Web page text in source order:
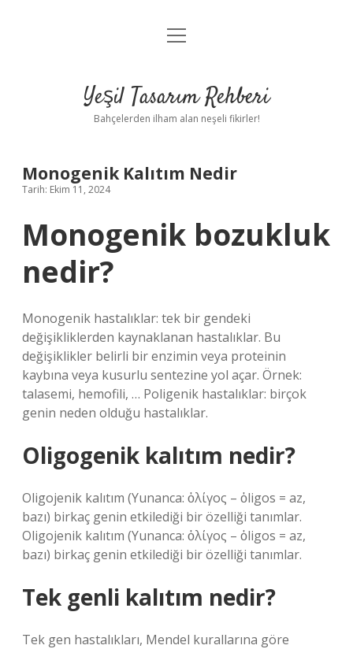
Anasayfa
Yasal Uyarı
menüyü
Yeşil Tasarım Rehberi
Bahçelerden ilham alan neşeli fikirler!
Monogenik Kalıtım Nedir
Tarih: Ekim 11, 2024
Monogenik bozukluk
nedir?
Monogenik hastalıklar: tek bir gendeki
değişikliklerden kaynaklanan hastalıklar. Bu
değişiklikler belirli bir enzimin veya proteinin
kaybına veya kusurlu sentezine yol açar. Örnek:
talasemi, hemofili, … Poligenik hastalıklar: birçok
genin neden olduğu hastalıklar.
Oligogenik kalıtım nedir?
Oligojenik kalıtım (Yunanca: ὀλίγος – ὀligos = az,
bazı) birkaç genin etkilediği bir özelliği tanımlar.
Oligojenik kalıtım (Yunanca: ὀλίγος – ὀligos = az,
bazı) birkaç genin etkilediği bir özelliği tanımlar.
Tek genli kalıtım nedir?
Tek gen hastalıkları, Mendel kurallarına göre